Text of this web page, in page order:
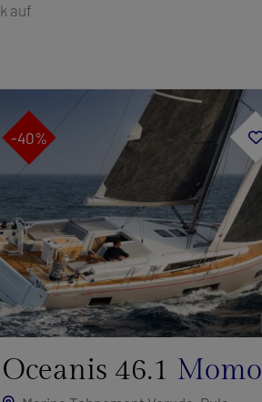
auf
-40%
Oceanis 46.1 Momo